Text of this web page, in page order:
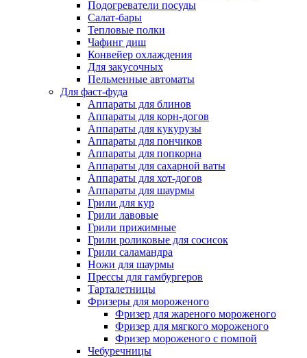
Подогреватели посуды
Салат-бары
Тепловые полки
Чафинг диш
Конвейер охлаждения
Для закусочных
Пельменные автоматы
Для фаст-фуда
Аппараты для блинов
Аппараты для корн-догов
Аппараты для кукурузы
Аппараты для пончиков
Аппараты для попкорна
Аппараты для сахарной ваты
Аппараты для хот-догов
Аппараты для шаурмы
Грили для кур
Грили лавовые
Грили прижимные
Грили роликовые для сосисок
Грили саламандра
Ножи для шаурмы
Прессы для гамбургеров
Тарталетницы
Фризеры для мороженого
Фризер для жареного мороженого
Фризер для мягкого мороженого
Фризер мороженого с помпой
Чебуречницы